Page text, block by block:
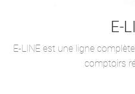
E-
E-LINE est une ligne
comptoirs